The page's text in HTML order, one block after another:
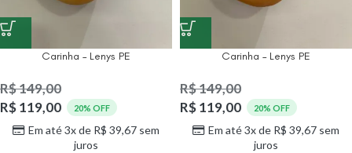
Carinha – Lenys PE
R$149,00
R$119,00 20% OFF
Em até 3x de R$ 39,67sem
juros
Carinha – Lenys PE
R$149,00
R$119,00 20% OFF
Em até 3x de R$ 39,67sem
juros